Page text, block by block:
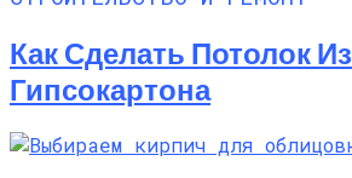
Как Сделать Потолок Из
Гипсокартона